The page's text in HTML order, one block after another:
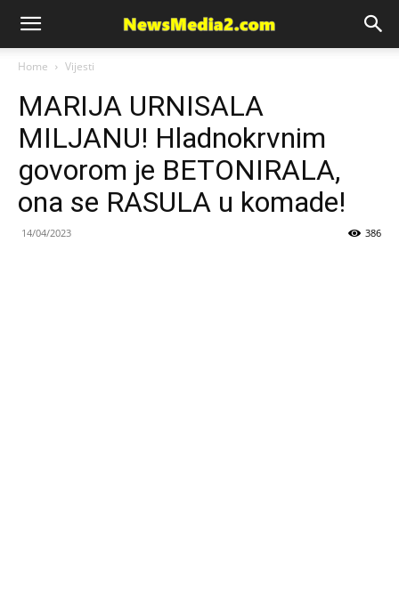
News
Media
Home Vijesti
MARIJA URNISALA
MILJANU! Hladnokrvnim
govorom je BETONIRALA,
ona se RASULA u komade!
14/04/2023 386